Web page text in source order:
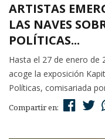
ARTISTAS
LAS NAVES
POLÍTICAS...
Hasta el 27 de enero de
acoge la exposición
Políticas, comisariada
Compartir en: